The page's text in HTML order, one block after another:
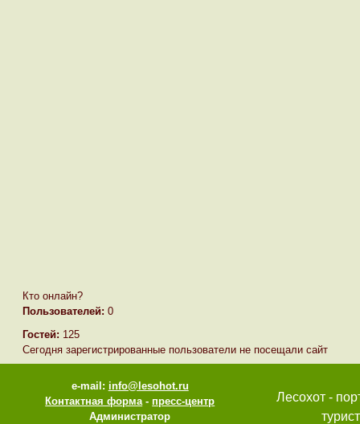
Кто онлайн?
Пользователей: 0
Гостей: 125
Сегодня зарегистрированные пользователи не посещали сайт
e-mail: info@lesohot.ru
Контактная форма-пресс-центр
Администратор
Лесохот -